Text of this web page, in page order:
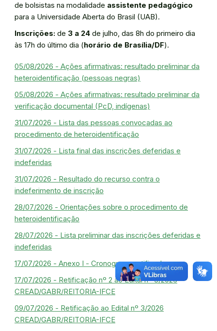
de bolsistas na modalidade assistente pedagógico
para a Universidade Aberta do Brasil (UAB).
Inscrições: de 3 a 24 de julho, das 8h do primeiro dia
às 17h do último dia (horário de Brasília/DF).
05/08/2026 - Ações afirmativas: resultado preliminar da
heteroidentificação (pessoas negras)
05/08/2026 - Ações afirmativas: resultado preliminar da
verificação documental (PcD, indígenas)
31/07/2026 - Lista das pessoas convocadas ao
procedimento de heteroidentificação
31/07/2026 - Lista final das inscrições deferidas e
indeferidas
31/07/2026 - Resultado do recurso contra o
indeferimento de inscrição
28/07/2026 - Orientações sobre o procedimento de
heteroidentificação
28/07/2026 - Lista preliminar das inscrições deferidas e
indeferidas
17/07/2026 - Anexo I - Cronograma retificado
17/07/2026 - Retificação nº 2 ao Edital nº 3/2026
CREAD/GABR/REITORIA-IFCE
09/07/2026 - Retificação ao Edital nº 3/2026
CREAD/GABR/REITORIA-IFCE